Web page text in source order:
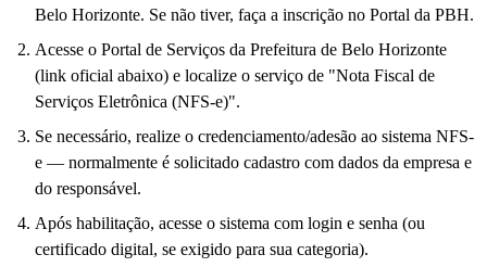
Belo Horizonte. Se não tiver, faça a inscrição no Portal da PBH.
Acesse o Portal de Serviços da Prefeitura de Belo Horizonte
(link oficial abaixo) e localize o serviço de "Nota Fiscal de
Serviços Eletrônica (NFS-e)".
Se necessário, realize o credenciamento/adesão ao sistema NFS-
e — normalmente é solicitado cadastro com dados da empresa e
do responsável.
Após habilitação, acesse o sistema com login e senha (ou
certificado digital, se exigido para sua categoria).